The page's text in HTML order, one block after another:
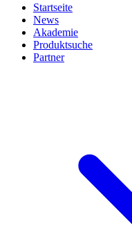
Startseite
News
Akademie
Produktsuche
Partner